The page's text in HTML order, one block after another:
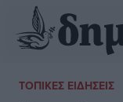
ΤΟΠΙΚΈΣ ΕΙΔΉΣΕΙΣ